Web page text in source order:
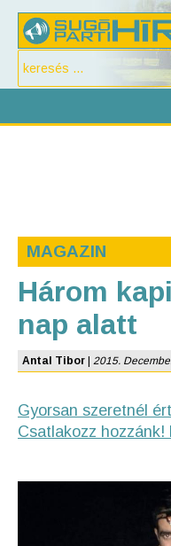
MAGAZIN
Három
nap alatt
Antal Tibor 2015.
Gyorsan szeretnél
Csatlakozz hozzánk!